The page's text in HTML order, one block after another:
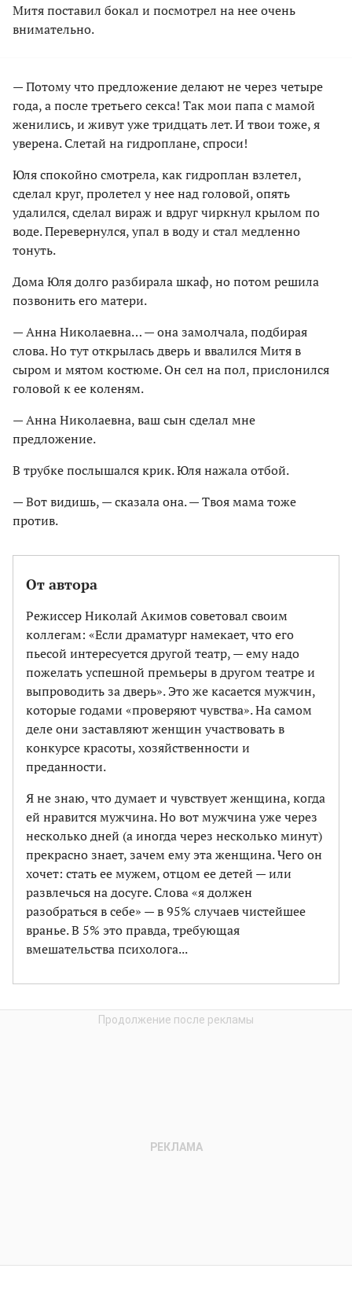
Митя поставил бокал и посмотрел на нее очень
внимательно.
— Потому что предложение делают не через четыре
года, а после третьего секса! Так мои папа с мамой
женились, и живут уже тридцать лет. И твои тоже, я
уверена. Слетай на гидроплане, спроси!
Юля спокойно смотрела, как гидроплан взлетел,
сделал круг, пролетел у нее над головой, опять
удалился, сделал вираж и вдруг чиркнул крылом по
воде. Перевернулся, упал в воду и стал медленно
тонуть.
Дома Юля долго разбирала шкаф, но потом решила
позвонить его матери.
— Анна Николаевна… — она замолчала, подбирая
слова. Но тут открылась дверь и ввалился Митя в
сыром и мятом костюме. Он сел на пол, прислонился
головой к ее коленям.
— Анна Николаевна, ваш сын сделал мне
предложение.
В трубке послышался крик. Юля нажала отбой.
— Вот видишь, — сказала она. — Твоя мама тоже
против.
От автора
Режиссер Николай Акимов советовал своим
коллегам: «Если драматург намекает, что его
пьесой интересуется другой театр, — ему надо
пожелать успешной премьеры в другом театре и
выпроводить за дверь». Это же касается мужчин,
которые годами «проверяют чувства». На самом
деле они заставляют женщин участвовать в
конкурсе красоты, хозяйственности и
преданности.
Я не знаю, что думает и чувствует женщина, когда
ей нравится мужчина. Но вот мужчина уже через
несколько дней (а иногда через несколько минут)
прекрасно знает, зачем ему эта женщина. Чего он
хочет: стать ее мужем, отцом ее детей — или
развлечься на досуге. Слова «я должен
разобраться в себе» — в 95% случаев чистейшее
вранье. В 5% это правда, требующая
вмешательства психолога...